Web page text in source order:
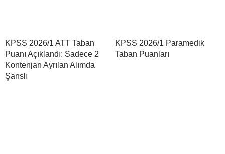
KPSS 2026/1 ATT Taban
Puanı Açıklandı: Sadece 2
Kontenjan Ayrılan Alımda
Şanslı
KPSS 2026/1 Paramedik
Taban Puanları